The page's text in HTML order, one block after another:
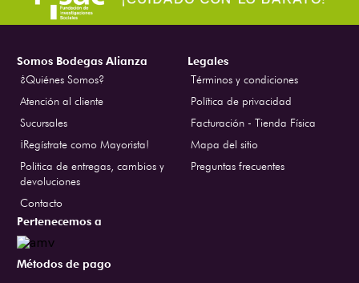
Somos Bodegas Alianza
¿Quiénes Somos?
Atención al cliente
Sucursales
¡Regístrate como Mayorista!
Politica de entregas, cambios y
devoluciones
Contacto
Legales
Términos y condiciones
Política de privacidad
Facturación - Tienda Física
Mapa del sitio
Preguntas frecuentes
Pertenecemos a
Métodos de pago